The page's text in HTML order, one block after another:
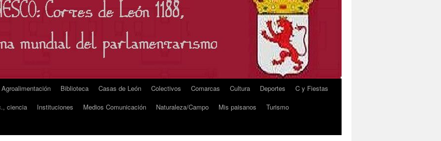
Agroalimentación Biblioteca Casas de León Colectivos Comarcas Cultura Deportes
C y Fiestas
ciencia Instituciones Medios Comunicación Naturaleza/Campo Mis paisanos
Turismo